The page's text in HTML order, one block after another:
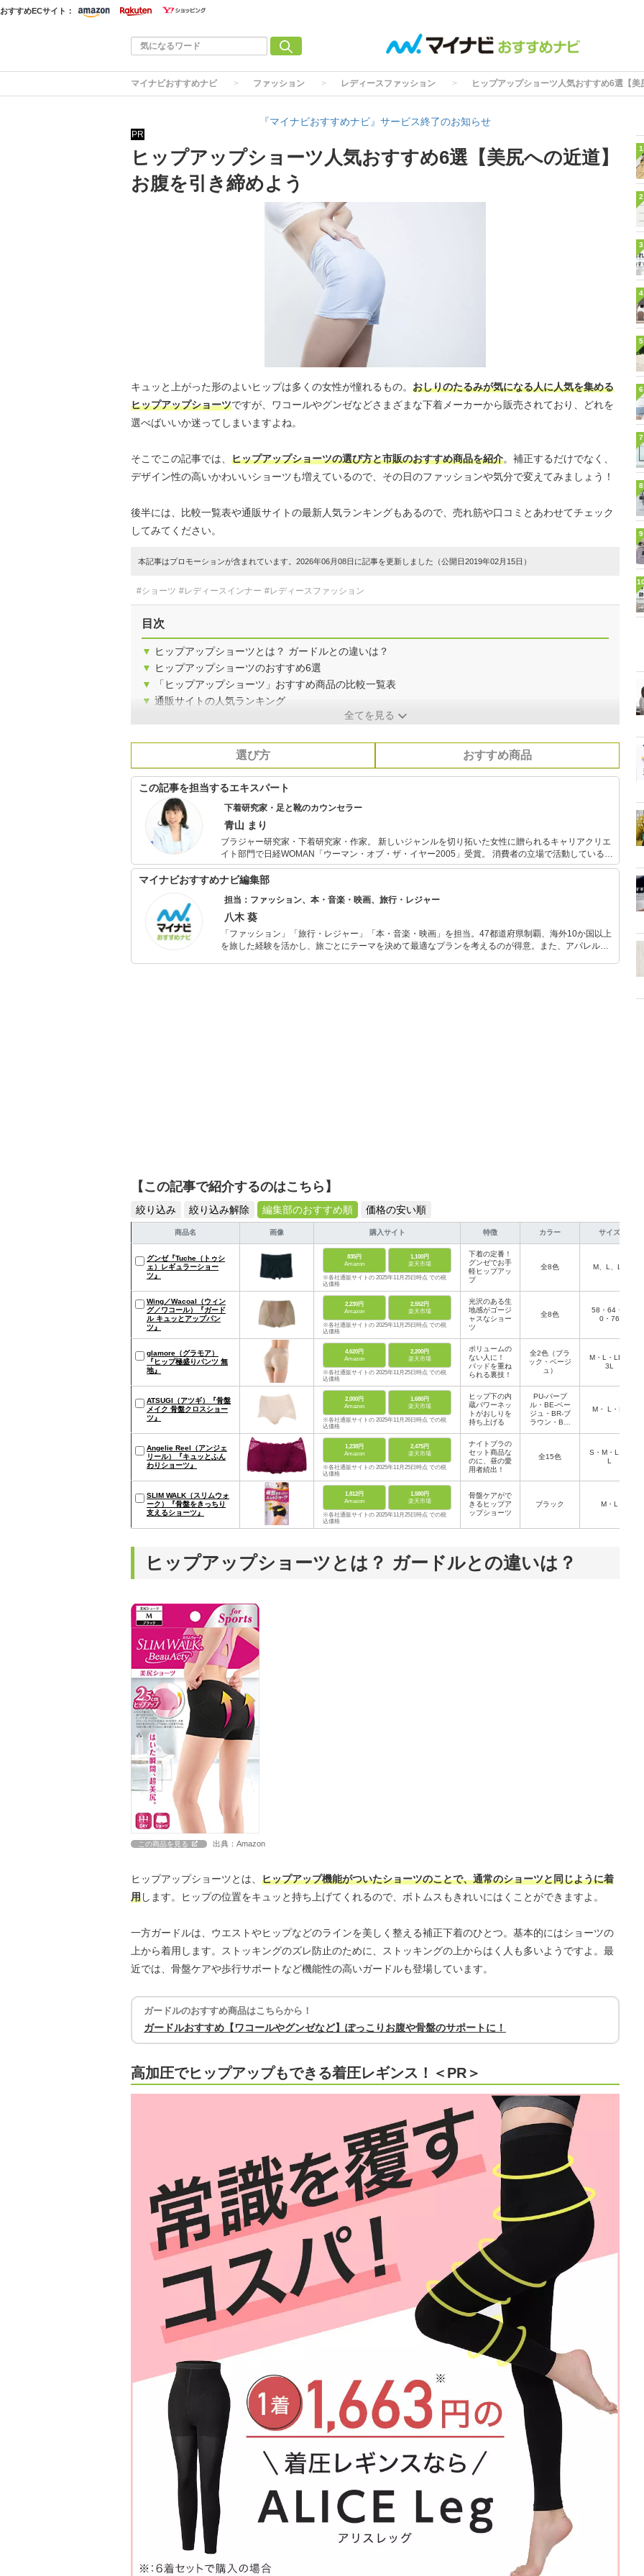
おすすめECサイト：
マイナビおすすめナビ ファッション レディースファッション ヒップアップショーツ人気おすすめ6選【
『マイナビおすすめナビ』サービス終了のお知らせ
PR
ヒップアップショーツ人気おすすめ6選【美尻への近道】
お腹を引き締めよう
キュッと上がった形のよいヒップは多くの女性が憧れるもの。 おしりのたるみが気になる人に人気を集める
ヒップアップショーツですが、ワコールやグンゼなどさまざまな下着メーカーから販売されており、どれを
選べばいいか迷ってしまいますよね。
そこでこの記事では、 ヒップアップショーツの選び方と市販のおすすめ商品を紹介。補正するだけでなく、
デザイン性の高いかわいいショーツも増えているので、その日のファッションや気分で変えてみましょう！
後半には、比較一覧表や通販サイトの最新人気ランキングもあるので、売れ筋や口コミとあわせてチェック
してみてください。
本記事はプロモーションが含まれています。2026年06月08日に記事を更新しました（公開日2019年02月15日）
#ショーツ #レディースインナー #レディースファッション
目次
▼ ヒップアップショーツとは？ ガードルとの違いは？
▼ ヒップアップショーツのおすすめ6選
▼
「ヒップアップショーツ」おすすめ商品の比較一覧表
▼ 通販サイトの人気ランキング
全てを見る
選び方 おすすめ商品
この記事を担当するエキスパート
下着研究家・足と靴のカウンセラー
青山 まり
ブラジャー研究家・下着研究家・作家。 新しいジャンルを切り拓いた女性に贈られるキャリアクリエ
イト部門で日経WOMAN「ウーマン・オブ・ザ・イヤー2005」受賞。 消費者の立場で活動している。
新聞・雑誌・講演・テレビ出演多数。著書に『ブラの本。』（サンマーク出版）『着るだけダイエッ
ト』（東邦出版）ほか多数。 また、2014年に足の怪我をしたことがきっかけで足と靴の研究を始め
術を身につける。 その後、靴工房と靴専門店にて経験を積み、現在「足と靴のカウンセラー」として
も活動中。
マイナビおすすめナビ編集部
担当：ファッション、本・音楽・映画、旅行・レジャー
八木 葵
「ファッション」「旅行・レジャー」「本・音楽・映画」を担当。47都道府県制覇、海外10か国以上
を旅した経験を活かし、旅ごとにテーマを決めて最適なプランを考えるのが得意。また、アパレルシ
【この記事で紹介するのはこちら】
絞り込み 絞り込み解除 編集部のおすすめ順 価格の安い順
商品名 画像 購入サイト 特徴 カラー サイズ
グンゼ『Tuche（トゥシ
ェ）レギュラーショー
ツ』
835円
Amazon
1,100円
楽天市場
※各社通販サイトの 2025年11月25日時点 での税
込価格
下着の定番！
グンゼでお手
軽ヒップアッ
プ
全8色 M、L、LL
Wing／Wacoal（ウィン
グ／ワコール）『ガード
ル キュッとアップパン
ツ』
2,230円
Amazon
2,552円
楽天市場
※各社通販サイトの 2025年11月25日時点 での税
込価格
光沢のある生
地感がゴージ
ャスなショー
ツ
全8色
58・64・7
0・76
glamore（グラモア）
『ヒップ極盛りパンツ 無
地』
4,620円
Amazon
2,200円
楽天市場
※各社通販サイトの 2025年11月25日時点 での税
込価格
ボリュームの
ない人に！
パッドを重ね
られる裏技！
全2色（ブラ
ック・ベージ
ュ）
M・L・LL・
3L
ATSUGI（アツギ）『骨盤
メイク 骨盤クロスショー
ツ』
2,000円
Amazon
1,680円
楽天市場
※各社通販サイトの 2025年11月26日時点 での税
込価格
ヒップ下の内
蔵パワーネッ
トがおしりを
持ち上げる
PU-パープ
ル・BE-ベー
ジュ・BR-ブ
ラウン・BK-
M・ L・LL
Angelie Reel（アンジェ
リール）『キュッとふん
わりショーツ』
1,238円
Amazon
2,475円
楽天市場
※各社通販サイトの 2025年11月25日時点 での税
込価格
ナイトブラの
セット商品な
のに、昼の愛
用者続出！
全15色
S・M・L・L
L
SLIM WALK（スリムウォ
ーク）『骨盤をきっちり
支えるショーツ』
1,812円
Amazon
1,580円
楽天市場
※各社通販サイトの 2025年11月25日時点 での税
込価格
骨盤ケアがで
きるヒップア
ップショーツ
ブラック M・L
ヒップアップショーツとは？ ガードルとの違いは？
この商品を見る 出典：Amazon
ヒップアップショーツとは、 ヒップアップ機能がついたショーツのことで、通常のショーツと同じように着
用します。ヒップの位置をキュッと持ち上げてくれるので、ボトムスもきれいにはくことができますよ。
一方ガードルは、ウエストやヒップなどのラインを美しく整える補正下着のひとつ。基本的にはショーツの
上から着用します。ストッキングのズレ防止のために、ストッキングの上からはく人も多いようですよ。最
近では、骨盤ケアや歩行サポートなど機能性の高いガードルも登場しています。
ガードルのおすすめ商品はこちらから！
ガードルおすすめ【ワコールやグンゼなど】ぽっこりお腹や骨盤のサポートに！
高加圧でヒップアップもできる着圧レギンス！＜PR＞
1
2
3
4
5
6
7
8
9